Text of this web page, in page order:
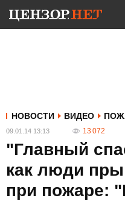
НОВОСТИ ВИДЕО
09.01.14 13:13 13 072
"Главный
как люди
при пожаре: